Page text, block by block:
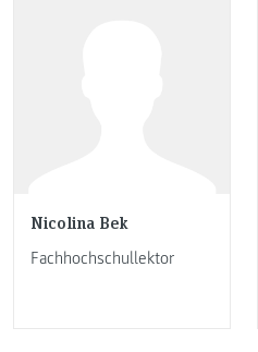
Nicolina Bek
Fachhochschullektor